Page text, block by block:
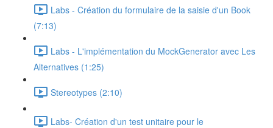
Labs - Création du formulaire de la saisie d'un Book
(7:13)
Labs - L'implémentation du MockGenerator avec Les
Alternatives (1:25)
Stereotypes (2:10)
Labs- Création d'un test unitaire pour le